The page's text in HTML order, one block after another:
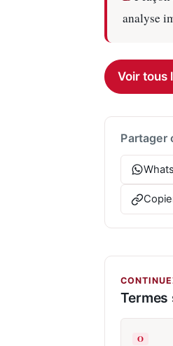
analyse
Voir tous
Partager
Termes
O